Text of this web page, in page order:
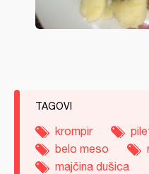
TAGOVI
krompir
belo meso
majčina dušica